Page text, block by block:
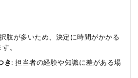
肢が多いため、決定に時間がかかる
。
き: 担当者の経験や知識に差がある場